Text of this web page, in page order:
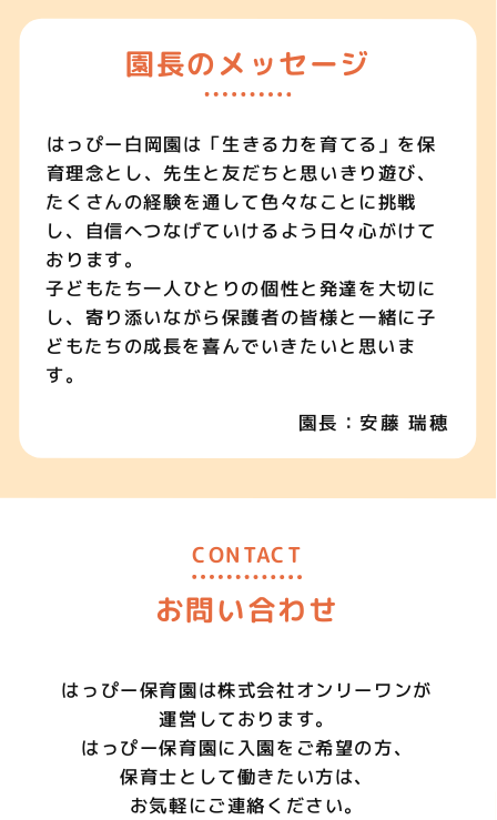
園長のメッセージ
はっぴー白岡園は「生きる力を育てる」を保
育理念とし、先生と友だちと思いきり遊び、
たくさんの経験を通して色々なことに挑戦
し、自信へつなげていけるよう日々心がけて
おります。
子どもたち一人ひとりの個性と発達を大切に
し、寄り添いながら保護者の皆様と一緒に子
どもたちの成長を喜んでいきたいと思いま
す。
園長：安藤 瑞穂
CONTACT
お問い合わせ
はっぴー保育園は株式会社オンリーワンが
運営しております。
はっぴー保育園に入園をご希望の方、
保育士として働きたい方は、
お気軽にご連絡ください。